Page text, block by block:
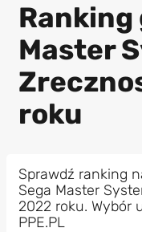
Ranking
Master
roku
Sprawdź ranking
Sega Master
2022 roku. Wybór
PPE.PL